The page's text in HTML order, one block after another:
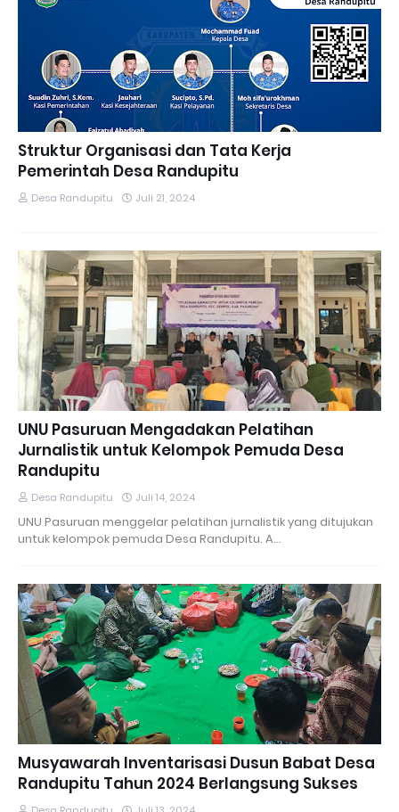
Struktur Organisasi dan Tata Kerja
Pemerintah Desa Randupitu
Desa Randupitu Juli 21, 2024
UNU Pasuruan Mengadakan Pelatihan
Jurnalistik untuk Kelompok Pemuda Desa
Randupitu
Desa Randupitu Juli 14, 2024
UNU Pasuruan menggelar pelatihan jurnalistik yang ditujukan
untuk kelompok pemuda Desa Randupitu. A…
Musyawarah Inventarisasi Dusun Babat Desa
Randupitu Tahun 2024 Berlangsung Sukses